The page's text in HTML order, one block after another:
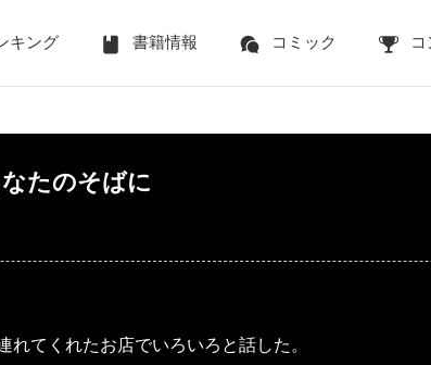
キング 書籍情報 コミック
たのそばに
れてくれたお店でいろいろと話した。